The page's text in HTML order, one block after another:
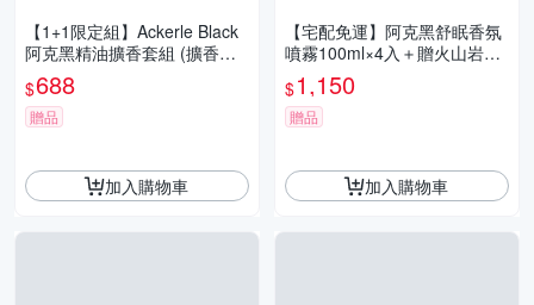
【1+1限定組】Ackerle Black
阿克黑精油擴香套組 (擴香精
油250ml+補充瓶300ML 加贈
擴香棒)
$688
贈品
加入購物車
【宅配免運】阿克黑舒眠香氛
噴霧100ml×4入＋贈火山岩擴
香石｜木質香氣 枕頭織品噴霧
舒眠放鬆
$1,150
贈品
加入購物車